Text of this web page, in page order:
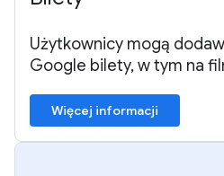
Użytkownicy mogą
Google bilety, w tym na
Więcej informacji